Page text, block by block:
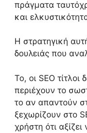
πράγματα
και
Η στρατηγική
δουλειάς που
Το, οι SEO
περιέχουν το
το αν απαντούν
ξεχωρίζουν στο
χρήστη ότι